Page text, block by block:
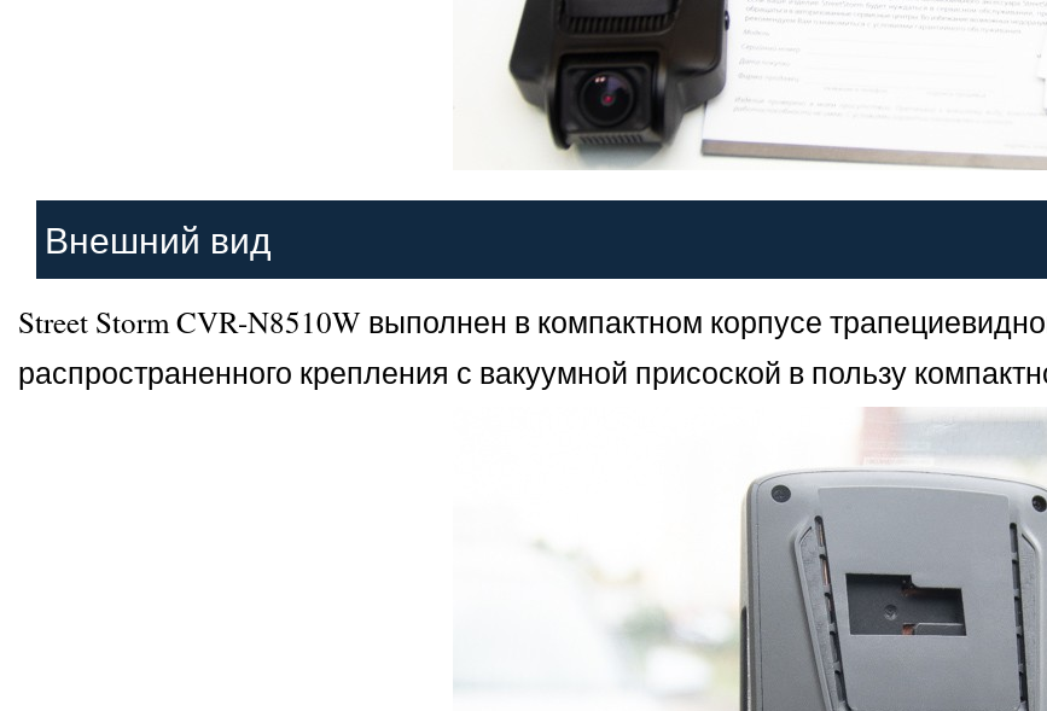
Внешний вид
Street Storm CVR-N8510W выполнен в компактном корпусе
распространенного крепления с вакуумной присоской в пользу